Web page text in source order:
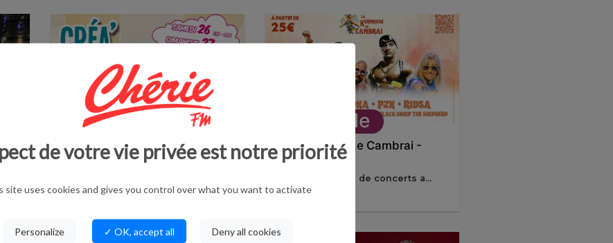
Régionale
Créa Ludik 02
Cet événement gratuit
Régionale
La Kermesse de Cambrai -
Samedi
Après 2 éditions de concerts a...
de votre vie privée est notre priorité
site uses cookies and gives you control over what you want to activate
Personalize ✓ OK, accept all Deny all cookies